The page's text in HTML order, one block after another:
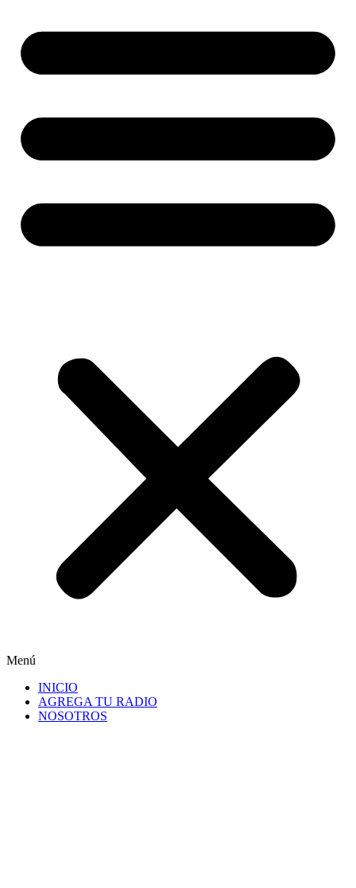
Menú
INICIO
AGREGA TU RADIO
NOSOTROS